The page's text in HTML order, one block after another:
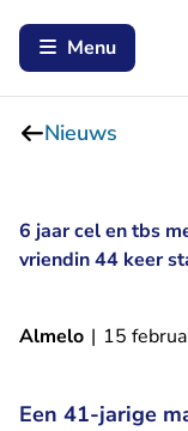
Menu
Nieuws
6 jaar cel en tbs
vriendin 44 keer
Almelo | 15
Een 41-jarige